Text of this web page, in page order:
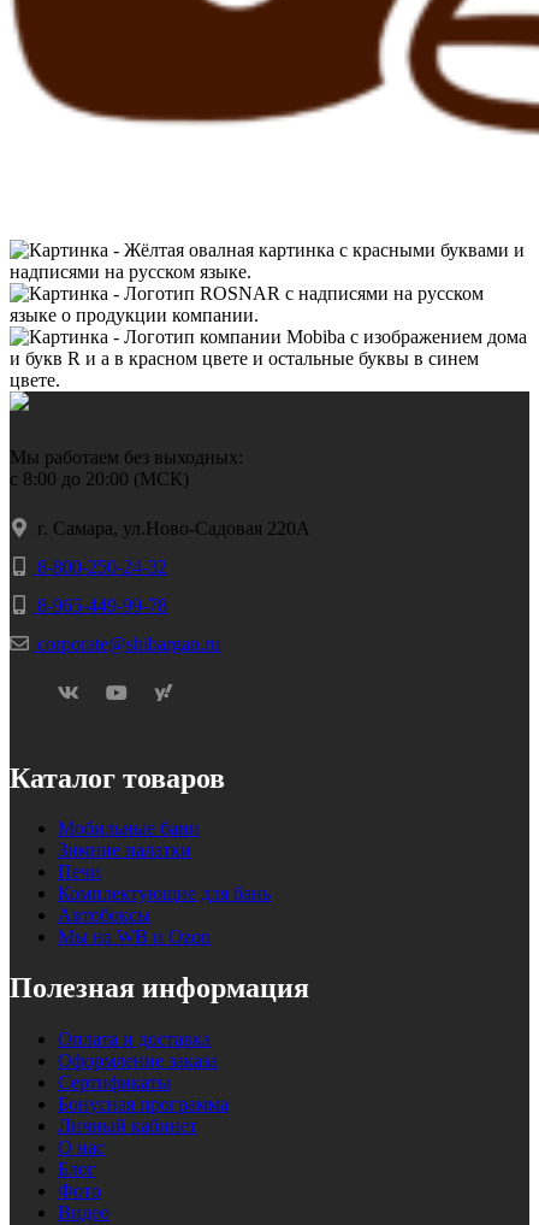
Мы работаем без выходных:
с 8:00 до 20:00 (МСК)
г. Самара, ул.Ново-Садовая 220А
8-800-250-24-32
8-965-449-99-78
corporate@shibargan.ru
Каталог товаров
Мобильные бани
Зимние палатки
Печи
Комплектующие для бань
Автобоксы
Мы на WB и Ozon
Полезная информация
Оплата и доставка
Оформление заказа
Сертификаты
Бонусная программа
Личный кабинет
О нас
Блог
Фото
Видео